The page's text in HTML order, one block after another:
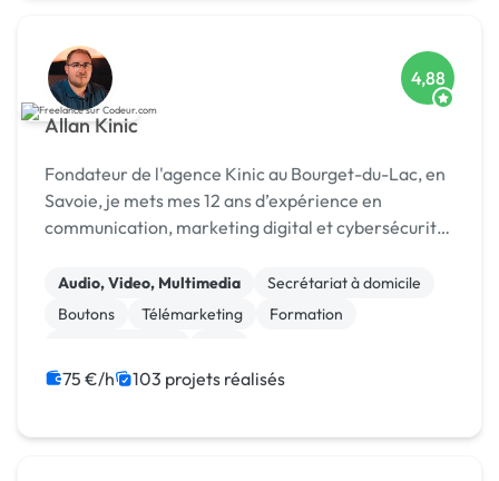
Allan Kinic
4,88
Fondateur de l'agence Kinic au Bourget-du-Lac, en
Savoie, je mets mes 12 ans d’expérience en
communication, marketing digital et cybersécurité
le secteur du sport, je conçois des stratégies de
mar...
Audio, Video, Multimedia
Secrétariat à domicile
Boutons
Télémarketing
Formation
Campagne display avec bannières
75 €/h 103 projets réalisés